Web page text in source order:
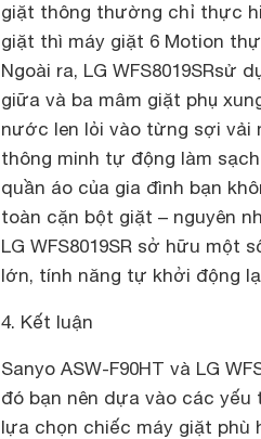
giặt thông thường chỉ thực
giặt thì máy giặt 6 Motion
Ngoài ra, LG WFS8019SRsử
giữa và ba mâm giặt phụ
nước len lỏi vào từng sợi vải
thông minh tự động làm sạch
quần áo của gia đình bạn
toàn cặn bột giặt – nguyên
LG WFS8019SR sở hữu một
lớn, tính năng tự khởi động
4. Kết luận
Sanyo ASW-F90HT và LG
đó bạn nên dựa vào các
lựa chọn chiếc máy giặt phù